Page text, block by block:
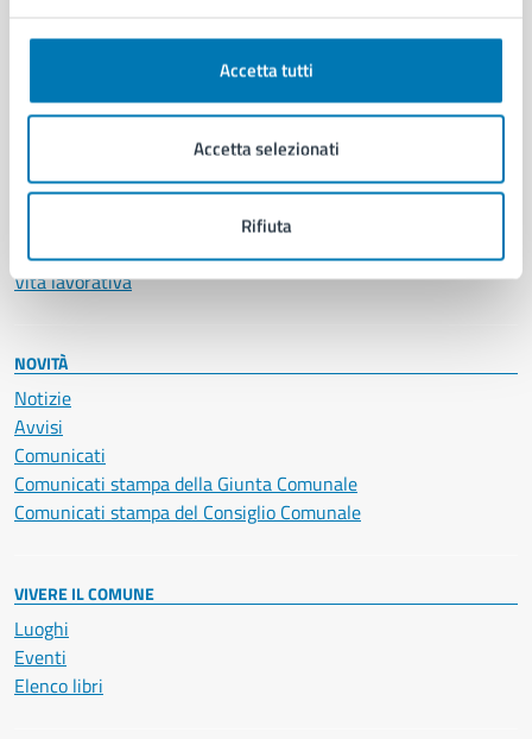
Accetta tutti
Accetta selezionati
Rifiuta
Documenti e certificati
Educazione e formazione
Imprese e commercio
Salute, benessere e assistenza
Servizi Cimiteriali
Vita lavorativa
NOVITÀ
Notizie
Avvisi
Comunicati
Comunicati stampa della Giunta Comunale
Comunicati stampa del Consiglio Comunale
VIVERE IL COMUNE
Luoghi
Eventi
Elenco libri